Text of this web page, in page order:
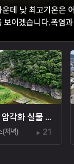
데 낮 최고기온은
이겠습니다.폭염
반구대 암각화 실물 크기 모형‥2028년 완공
(저녁) 21